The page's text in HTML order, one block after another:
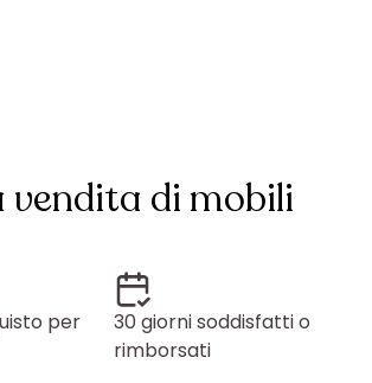
vendita di mobili
per
30 giorni soddisfatti o
rimborsati